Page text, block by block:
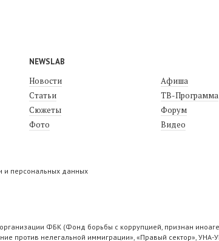
NEWSLAB
Новости
Статьи
Сюжеты
Фото
Афиша
ТВ-Программа
Форум
Видео
и персональных данных
ФБК (Фонд борьбы с коррупцией, признан
против нелегальной иммиграции», «Правый сектор»,